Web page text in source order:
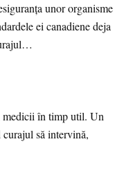
unor organisme
ei canadiene deja
în timp util. Un
să intervină,